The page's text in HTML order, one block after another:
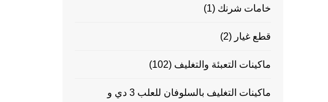
خامات شرنك (1)
قطع غيار (2)
ماكينات التعبئة والتغليف (102)
ماكينات التغليف بالسلوفان للعلب 3 دي و